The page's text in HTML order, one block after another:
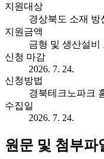
지원대상
경상북도 소재 방
지원금액
금형 및 생산설비
신청 마감
2026. 7. 24.
신청방법
경북테크노파크
수집일
2026. 7. 24.
원문 및 첨부파